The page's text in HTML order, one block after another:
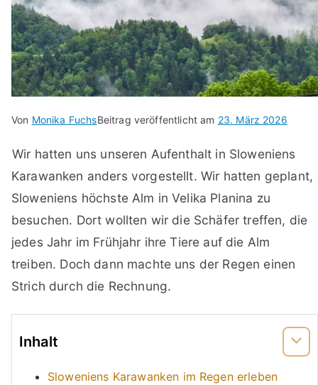
Von Monika FuchsBeitrag veröffentlicht am 23. März 2026
Wir hatten uns unseren Aufenthalt in Sloweniens
Karawanken anders vorgestellt. Wir hatten geplant,
Sloweniens höchste Alm in Velika Planina zu
besuchen. Dort wollten wir die Schäfer treffen, die
jedes Jahr im Frühjahr ihre Tiere auf die Alm
treiben. Doch dann machte uns der Regen einen
Strich durch die Rechnung.
Inhalt
Sloweniens Karawanken im Regen erleben